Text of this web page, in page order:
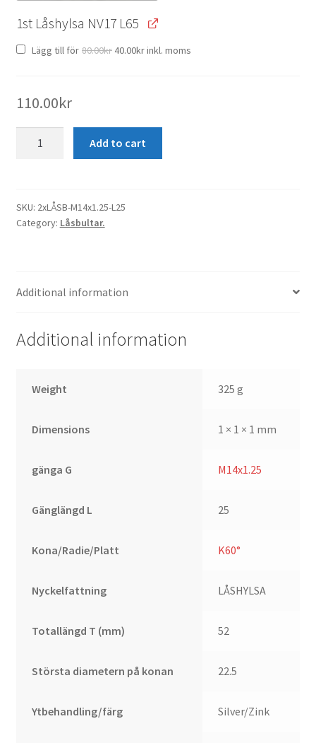
1st Låshylsa NV17 L65
Lägg till för 80.00kr Original
price
40.00krCurrent
price
inkl. moms
110.00kr
K60°
L25
Add to cart
SKU: 2xLÅSB-M14x1.25-L25
Category: Låsbultar.
Additional information
Additional information
Weight 325 g
Dimensions 1 × 1 × 1 mm
gänga G M14x1.25
Gänglängd L 25
Kona/Radie/Platt K60°
Nyckelfattning LÅSHYLSA
Totallängd T (mm) 52
Största diametern på konan 22.5
Ytbehandling/färg Silver/Zink